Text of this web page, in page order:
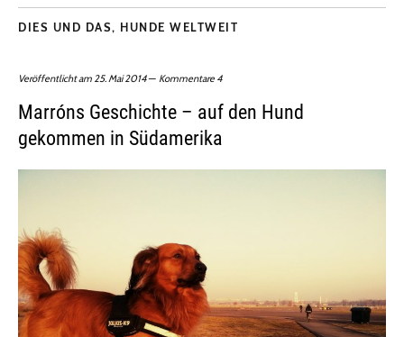
DIES UND DAS, HUNDE WELTWEIT
Veröffentlicht am 25. Mai 2014 Kommentare 4
Marróns Geschichte – auf den Hund
gekommen in Südamerika